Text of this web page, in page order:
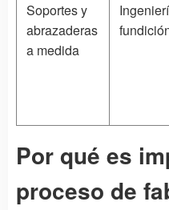
Soportes y
abrazaderas
a medida
Por qué es
proceso de